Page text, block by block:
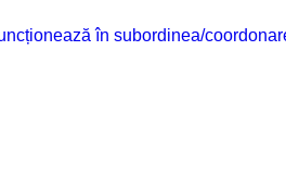
în subordinea/